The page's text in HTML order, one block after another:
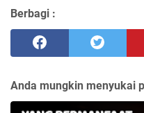
Berbagi :
Anda mungkin menyukai